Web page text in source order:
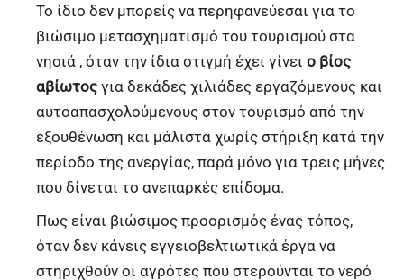
Το ίδιο δεν μπορείς να περηφανεύεσαι για το
βιώσιμο μετασχηματισμό του τουρισμού στα
νησιά , όταν την ίδια στιγμή έχει γίνει ο βίος
αβίωτος για δεκάδες χιλιάδες εργαζόμενους και
αυτοαπασχολούμενους στον τουρισμό από την
εξουθένωση και μάλιστα χωρίς στήριξη κατά την
περίοδο της ανεργίας, παρά μόνο για τρεις μήνες
που δίνεται το ανεπαρκές επίδομα.
Πως είναι βιώσιμος προορισμός ένας τόπος,
όταν δεν κάνεις εγγειοβελτιωτικά έργα να
στηριχθούν οι αγρότες που στερούνται το νερό